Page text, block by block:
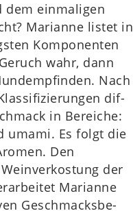
dem ein­ma­li­gen
Mari­an­ne listet in
Kom­po­nen­ten
wahr, dann
Nach
dif­
in Berei­che:
umami. Es folgt die
Den
der
Mari­an­ne
Geschmacks­be­